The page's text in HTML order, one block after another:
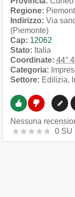
Regione:
Indirizzo: Via
(Piemonte)
Cap: 12062
Stato: Italia
Coordinate: 44°
Categoria:
Settore: Edilizia,
Nessuna
0 SU